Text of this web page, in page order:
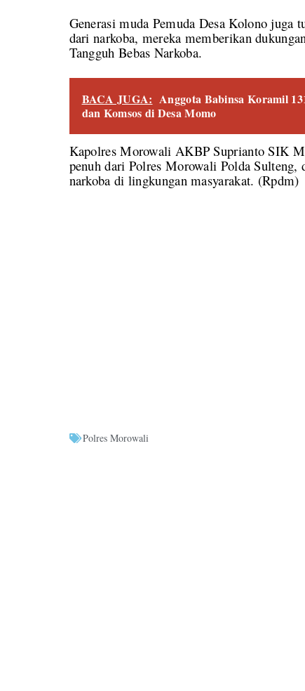
Generasi muda Pemuda Desa Kolono juga
dari narkoba, mereka memberikan
Tangguh Bebas Narkoba.
BACA JUGA: Anggota Babinsa Koramil
dan Komsos di Desa Momo
Kapolres Morowali AKBP Suprianto SIK
penuh dari Polres Morowali Polda Sulteng,
narkoba di lingkungan masyarakat. (Rpdm)
Polres Morowali